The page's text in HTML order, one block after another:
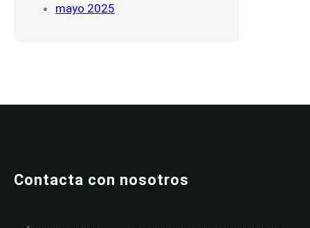
mayo 2025
Contacta con nosotros